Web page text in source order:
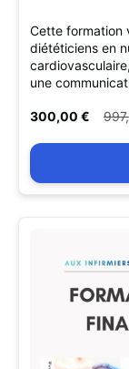
Cette formation
diététiciens en
une
300,00 €